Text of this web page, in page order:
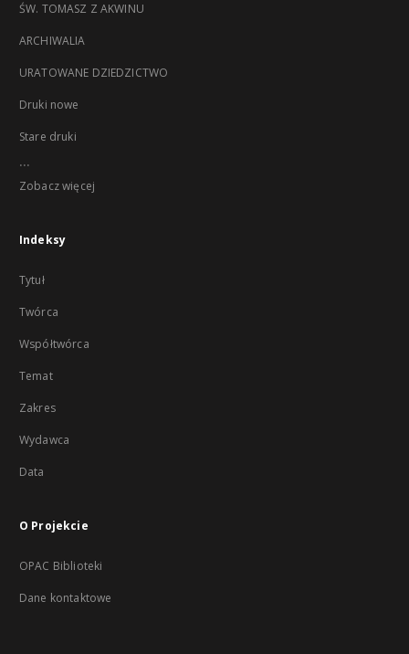
ŚW. TOMASZ Z AKWINU
ARCHIWALIA
URATOWANE DZIEDZICTWO
Druki nowe
Stare druki
...
Zobacz więcej
Indeksy
Tytuł
Twórca
Współtwórca
Temat
Zakres
Wydawca
Data
O Projekcie
OPAC Biblioteki
Dane kontaktowe